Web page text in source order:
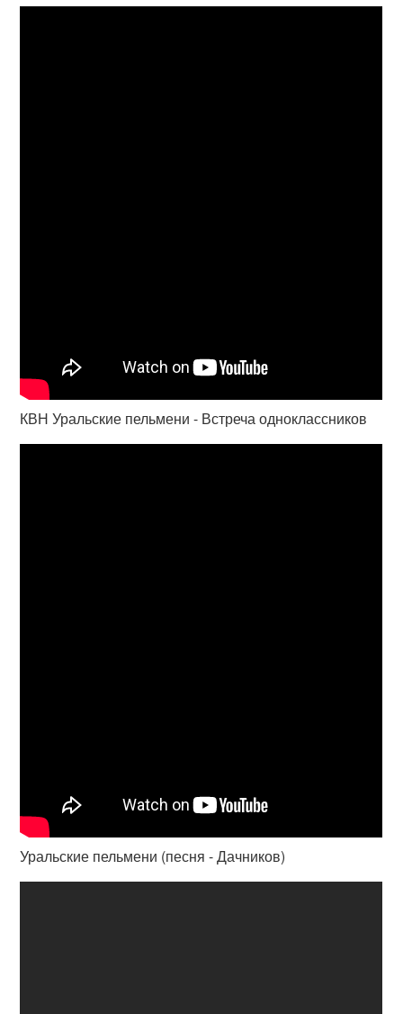
КВН Уральские пельмени - Встреча одноклассников
Уральские пельмени (песня - Дачников)